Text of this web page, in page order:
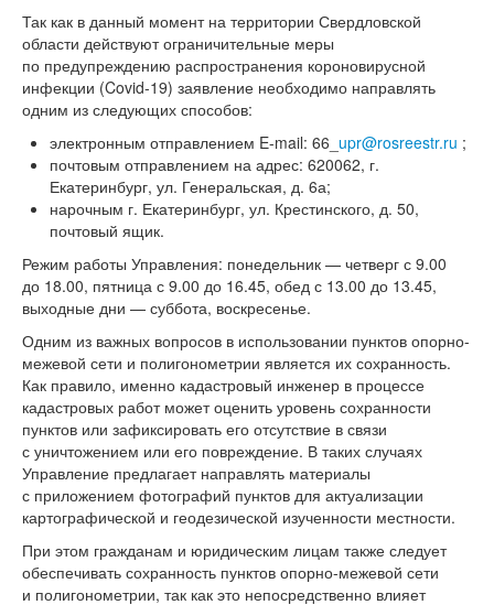
Так как в данный момент на территории Свердловской
области действуют ограничительные меры
по предупреждению распространения короновирусной
инфекции (Covid-19) заявление необходимо направлять
одним из следующих способов:
электронным отправлением E-mail: 66_ upr@rosreestr.ru ;
почтовым отправлением на адрес: 620062, г.
Екатеринбург, ул. Генеральская, д. 6а;
нарочным г. Екатеринбург, ул. Крестинского, д. 50,
почтовый ящик.
Режим работы Управления: понедельник — четверг с 9.00
до 18.00, пятница с 9.00 до 16.45, обед с 13.00 до 13.45,
выходные дни — суббота, воскресенье.
Одним из важных вопросов в использовании пунктов опорно-
межевой сети и полигонометрии является их сохранность.
Как правило, именно кадастровый инженер в процессе
кадастровых работ может оценить уровень сохранности
пунктов или зафиксировать его отсутствие в связи
с уничтожением или его повреждение. В таких случаях
Управление предлагает направлять материалы
с приложением фотографий пунктов для актуализации
картографической и геодезической изученности местности.
При этом гражданам и юридическим лицам также следует
обеспечивать сохранность пунктов опорно-межевой сети
и полигонометрии, так как это непосредственно влияет